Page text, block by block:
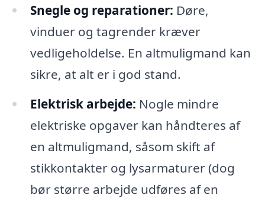
Snegle og reparationer: Døre,
vinduer og tagrender kræver
vedligeholdelse. En altmuligmand kan
sikre, at alt er i god stand.
Elektrisk arbejde: Nogle mindre
elektriske opgaver kan håndteres af
en altmuligmand, såsom skift af
stikkontakter og lysarmaturer (dog
bør større arbejde udføres af en